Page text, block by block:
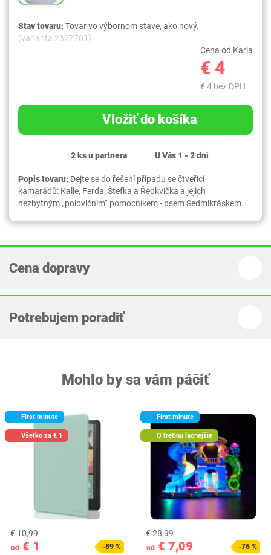
Stav tovaru:Tovar vo výbornom stave, ako nový.
(varianta 2327701)
Cena od Karla
€ 4
€ 4 bez DPH
Vložiť do košíka
2 ks u partnera U Vás 1 - 2 dni
Popis tovaru: Dejte se do řešení případu se čtveřicí
kamarádů: Kalle, Ferda, Štefka a Ředkvička a jejich
nezbytným „polovičním“ pomocníkem - psem Sedmikráskem.
Cena dopravy
Potrebujem poradiť
Mohlo by sa vám páčiť
First minute
Všetko za € 1
od € 1
€ 10,99
-89 %
First minute
O tretinu lacnejšie
od € 7,09
€ 28,99
-76 %